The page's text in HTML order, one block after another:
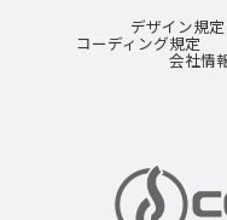
デザイン規定
コーディング規定
会社情